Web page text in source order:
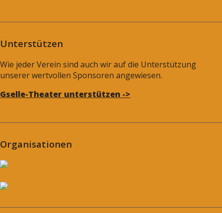
Unterstützen
Wie jeder Verein sind auch wir auf die Unterstützung
unserer wertvollen Sponsoren angewiesen.
Gselle-Theater unterstützen ->
Organisationen